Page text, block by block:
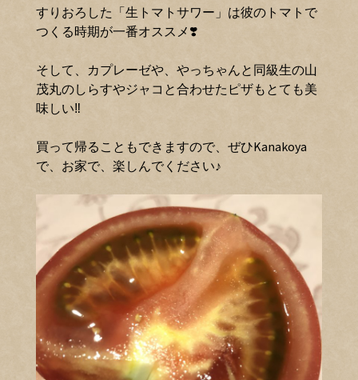
すりおろした「生トマトサワー」は彼のトマトで
つくる時期が一番オススメ❣️
そして、カプレーゼや、やっちゃんと同級生の山
茂丸のしらすやジャコと合わせたピザもとても美
味しい‼️
買って帰ることもできますので、ぜひKanakoya
で、お家で、楽しんでください♪